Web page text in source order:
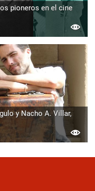
pioneros en el cine
y Nacho A. Villar,